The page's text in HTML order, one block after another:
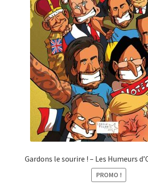
Gardons le sourire ! – Les Humeurs
PROMO !